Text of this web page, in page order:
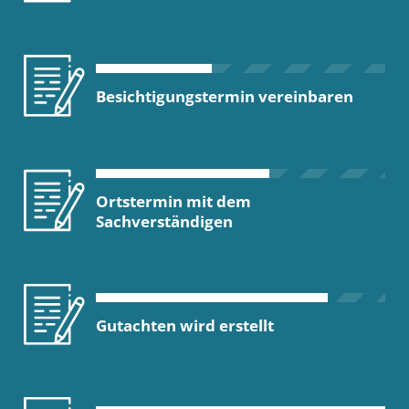
Besichtigungstermin vereinbaren
Ortstermin mit dem
Sachverständigen
Gutachten wird erstellt